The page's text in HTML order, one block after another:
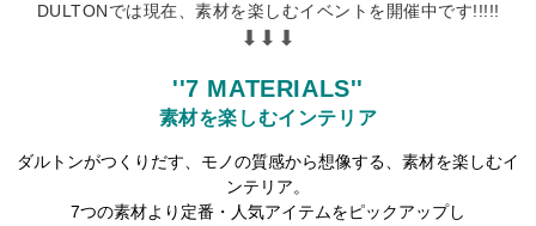
DULTONでは現在、素材を楽しむイベントを開催中です!!!!!
⬇︎⬇︎⬇︎
''7 MATERIALS''
素材を楽しむインテリア
ダルトンがつくりだす、モノの質感から想像する、素材を楽しむイ
ンテリア。
7つの素材より定番・人気アイテムをピックアップし